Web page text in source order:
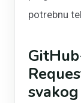
potrebnu